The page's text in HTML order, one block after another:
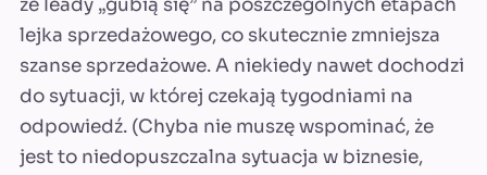
że leady „gubią się” na poszczególnych etapach
lejka sprzedażowego, co skutecznie zmniejsza
szanse sprzedażowe. A niekiedy nawet dochodzi
do sytuacji, w której czekają tygodniami na
odpowiedź. (Chyba nie muszę wspominać, że
jest to niedopuszczalna sytuacja w biznesie,